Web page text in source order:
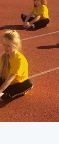
Třída